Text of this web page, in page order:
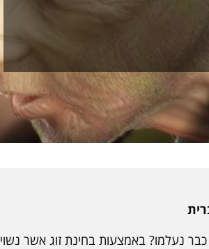
נעלמו? באמצעות בחינת זוג אשר נשוי